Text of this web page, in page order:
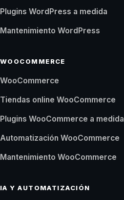
Plugins WordPress a medida
Mantenimiento WordPress
WOOCOMMERCE
WooCommerce
Tiendas online WooCommerce
Plugins WooCommerce a medida
Automatización WooCommerce
Mantenimiento WooCommerce
IA Y AUTOMATIZACIÓN